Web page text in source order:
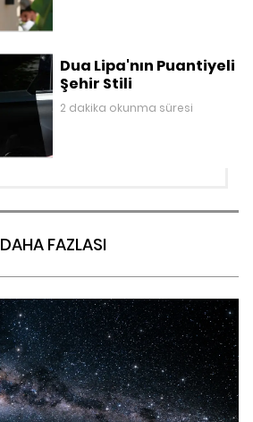
Dua Lipa'nın Puantiyeli
Şehir Stili
2 dakika okunma süresi
DAHA FAZLASI